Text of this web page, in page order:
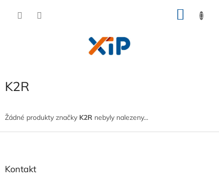
K2R
Žádné produkty značky K2R nebyly nalezeny...
Kontakt